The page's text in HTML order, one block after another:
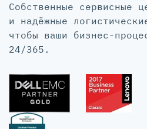
Собственные сервисные
и надёжные
чтобы ваши бизнес-
24/365.